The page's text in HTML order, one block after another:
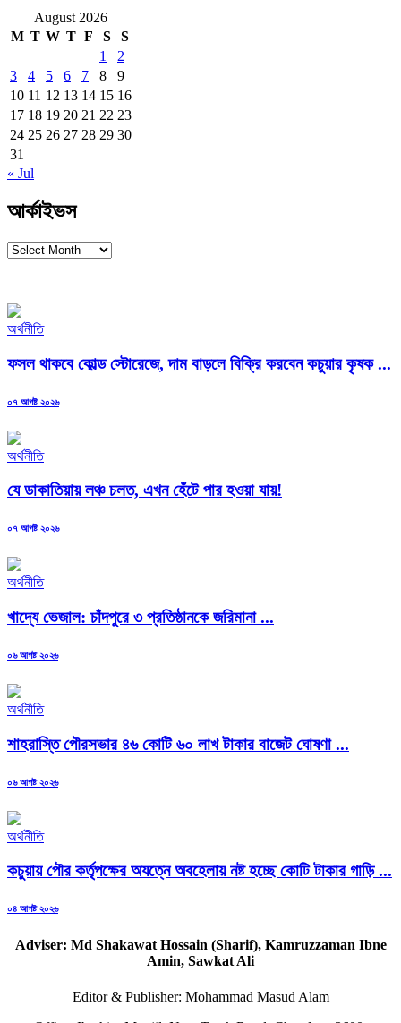
August 2026
M T W T F S
S
1
2
3
4 5 6 7 8
9
10 11 12 13 14 15 16
17 18 19 20 21 22 23
24 25 26 27 28 29 30
31
« Jul
আর্কাইভস
আর্কাইভস
অর্থনীতি
ফসল থাকবে কোল্ড স্টোরেজে, দাম বাড়লে বিক্রি করবেন কচুয়ার কৃষক ...
Posted
০৭ আগষ্ট ২০২৬
অর্থনীতি
যে ডাকাতিয়ায় লঞ্চ চলত, এখন হেঁটে পার হওয়া যায়!
Posted
০৭ আগষ্ট ২০২৬
অর্থনীতি
খাদ্যে ভেজাল: চাঁদপুরে ৩ প্রতিষ্ঠানকে জরিমানা ...
Posted
০৬ আগষ্ট ২০২৬
অর্থনীতি
শাহরাস্তি পৌরসভার ৪৬ কোটি ৬০ লাখ টাকার বাজেট ঘোষণা ...
Posted
০৬ আগষ্ট ২০২৬
অর্থনীতি
কচুয়ায় পৌর কর্তৃপক্ষের অযত্নে অবহেলায় নষ্ট হচ্ছে কোটি টাকার গাড়ি ...
Posted
০৪ আগষ্ট ২০২৬
Adviser: Md Shakawat Hossain (Sharif), Kamruzzaman Ibne
Amin, Sawkat Ali
Editor & Publisher: Mohammad Masud Alam